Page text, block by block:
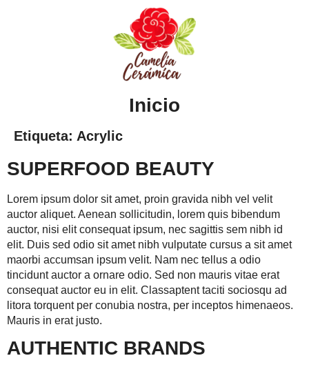
Inicio
Etiqueta: Acrylic
SUPERFOOD BEAUTY
Lorem ipsum dolor sit amet, proin gravida nibh vel velit
auctor aliquet. Aenean sollicitudin, lorem quis bibendum
auctor, nisi elit consequat ipsum, nec sagittis sem nibh id
elit. Duis sed odio sit amet nibh vulputate cursus a sit amet
maorbi accumsan ipsum velit. Nam nec tellus a odio
tincidunt auctor a ornare odio. Sed non mauris vitae erat
consequat auctor eu in elit. Classaptent taciti sociosqu ad
litora torquent per conubia nostra, per inceptos himenaeos.
Mauris in erat justo.
AUTHENTIC BRANDS